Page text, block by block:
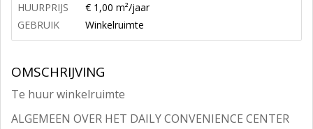
HUURPRIJS
€ 1,00 m²/jaar
GEBRUIK
Winkelruimte
OMSCHRIJVING
Te huur winkelruimte
ALGEMEEN OVER HET DAILY CONVENIENCE CENTER